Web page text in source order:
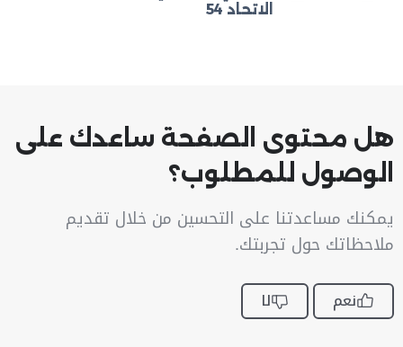
الاتحاد 54
هل محتوى الصفحة ساعدك على
الوصول للمطلوب؟
يمكنك مساعدتنا على التحسين من خلال تقديم
ملاحظاتك حول تجربتك.
نعم لا